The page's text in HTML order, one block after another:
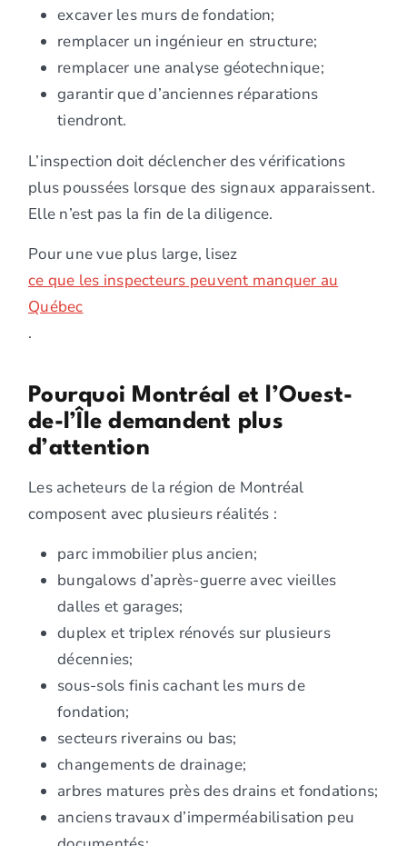
excaver les murs de fondation;
remplacer un ingénieur en structure;
remplacer une analyse géotechnique;
garantir que d’anciennes réparations
tiendront.
L’inspection doit déclencher des vérifications
plus poussées lorsque des signaux apparaissent.
Elle n’est pas la fin de la diligence.
Pour une vue plus large, lisez
ce que les inspecteurs peuvent manquer au
Québec
.
Pourquoi Montréal et l’Ouest-
de-l’Île demandent plus
d’attention
Les acheteurs de la région de Montréal
composent avec plusieurs réalités :
parc immobilier plus ancien;
bungalows d’après-guerre avec vieilles
dalles et garages;
duplex et triplex rénovés sur plusieurs
décennies;
sous-sols finis cachant les murs de
fondation;
secteurs riverains ou bas;
changements de drainage;
arbres matures près des drains et fondations;
anciens travaux d’imperméabilisation peu